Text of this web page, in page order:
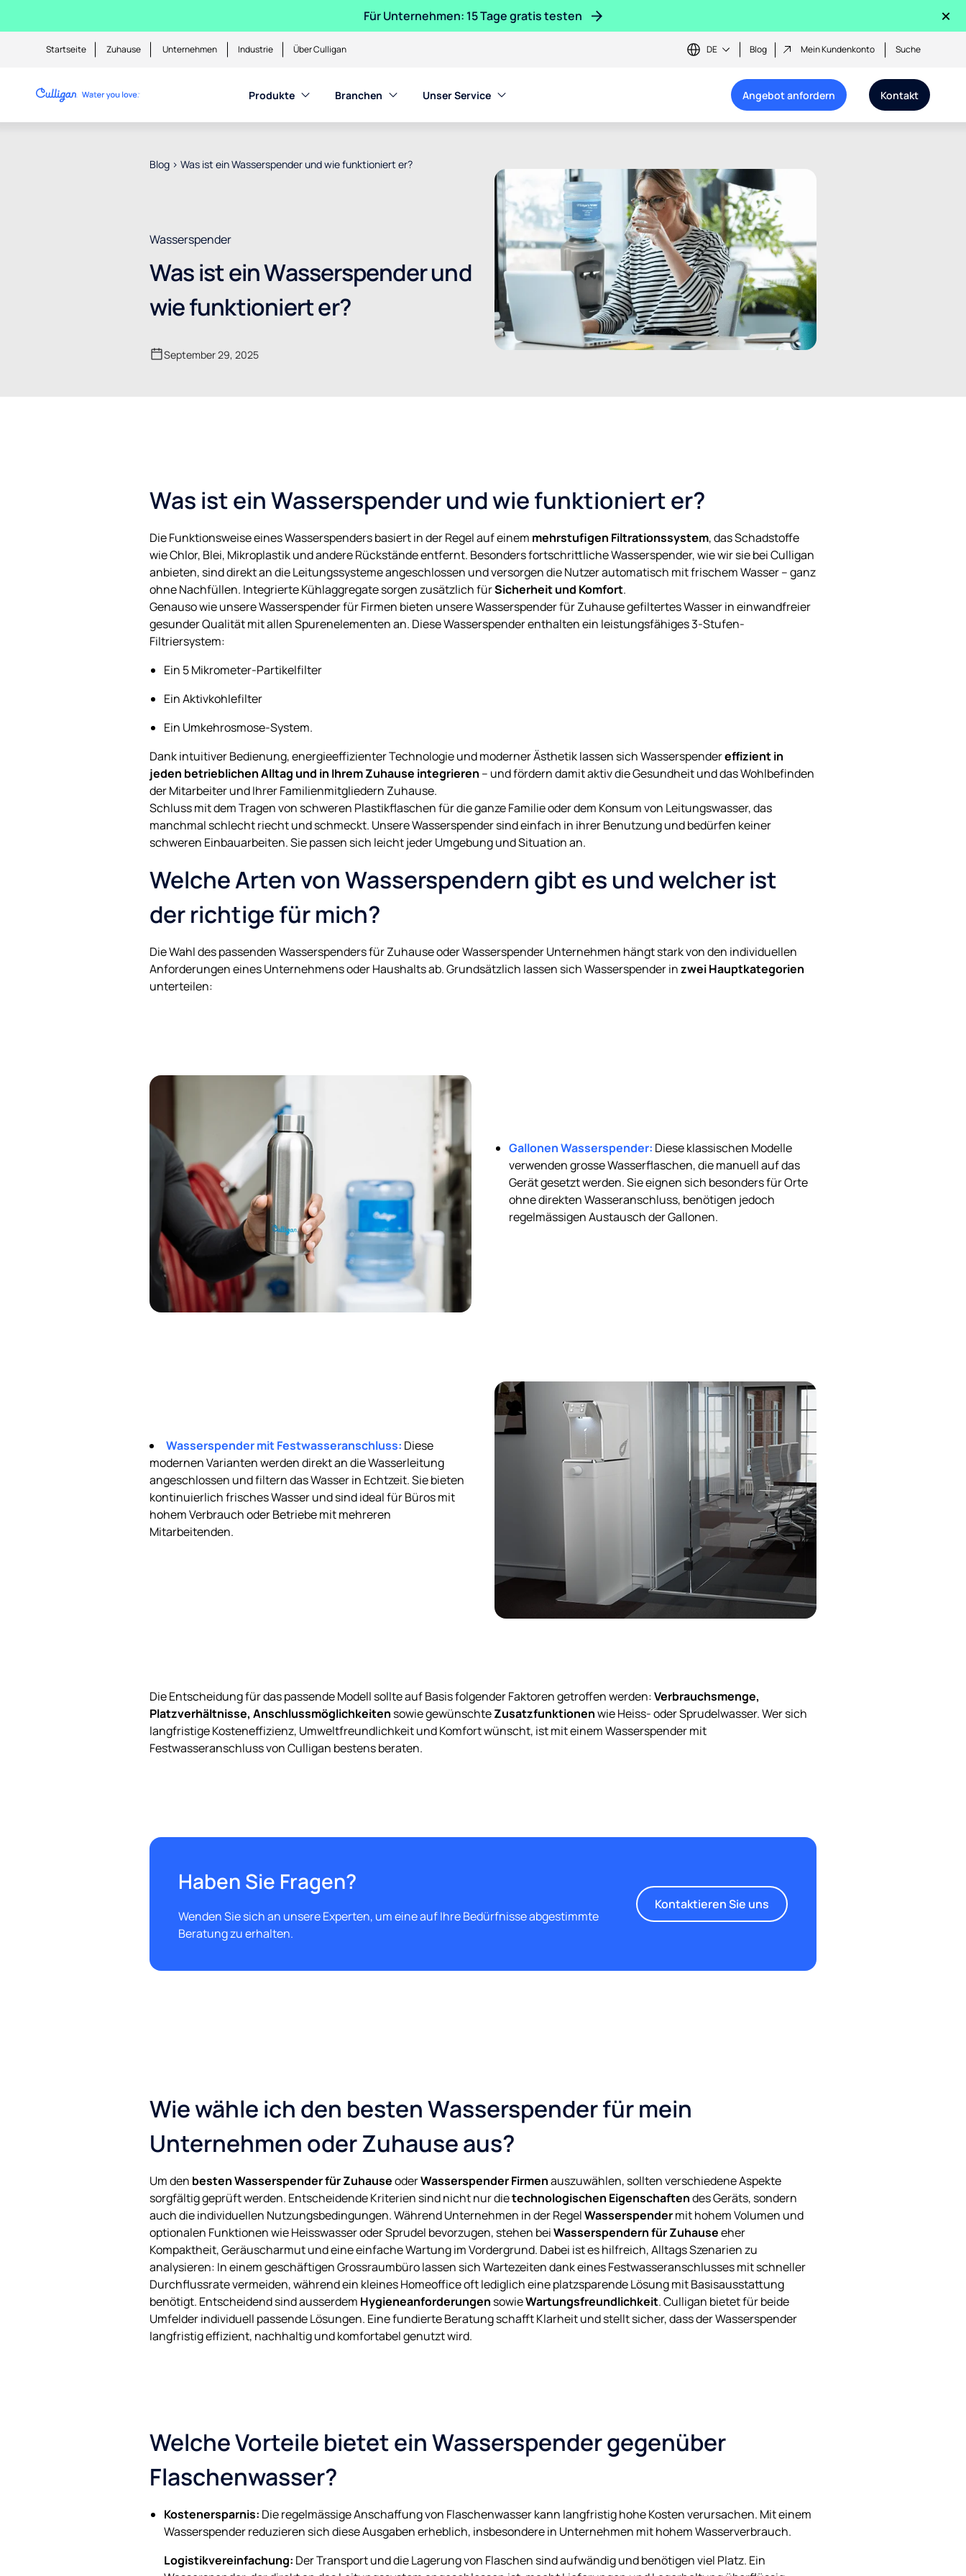
Für Unternehmen: 15 Tage gratis testen ×
Startseite Zuhause Unternehmen Industrie Über Culligan DE Blog Mein Kundenkonto Suche
Produkte Branchen Unser Service Angebot anfordern Kontakt
Blog > Was ist ein Wasserspender und wie funktioniert er?
Wasserspender
Was ist ein Wasserspender und
wie funktioniert er?
September 29, 2025
Was ist ein Wasserspender und wie funktioniert er?
Die Funktionsweise eines Wasserspenders basiert in der Regel auf einem mehrstufigen Filtrationssystem, das Schadstoffe
wie Chlor, Blei, Mikroplastik und andere Rückstände entfernt. Besonders fortschrittliche Wasserspender, wie wir sie bei Culligan
anbieten, sind direkt an die Leitungssysteme angeschlossen und versorgen die Nutzer automatisch mit frischem Wasser – ganz
ohne Nachfüllen. Integrierte Kühlaggregate sorgen zusätzlich fürSicherheit und Komfort.
Genauso wie unsere Wasserspender für Firmen bieten unsere Wasserspender für Zuhause gefiltertes Wasser in einwandfreier
gesunder Qualität mit allen Spurenelementen an. Diese Wasserspender enthalten ein leistungsfähiges 3-Stufen-
Filtriersystem:
Ein 5 Mikrometer-Partikelfilter
Ein Aktivkohlefilter
Ein Umkehrosmose-System.
Dank intuitiver Bedienung, energieeffizienter Technologie und moderner Ästhetik lassen sich Wasserspendereffizient in
jeden betrieblichen Alltag und in Ihrem Zuhause integrieren – und fördern damit aktiv die Gesundheit und das Wohlbefinden
der Mitarbeiter und Ihrer Familienmitgliedern Zuhause.
Schluss mit dem Tragen von schweren Plastikflaschen für die ganze Familie oder dem Konsum von Leitungswasser, das
manchmal schlecht riecht und schmeckt. Unsere Wasserspender sind einfach in ihrer Benutzung und bedürfen keiner
schweren Einbauarbeiten. Sie passen sich leicht jeder Umgebung und Situation an.
Welche Arten von Wasserspendern gibt es und welcher ist
der richtige für mich?
Die Wahl des passenden Wasserspenders für Zuhause oder Wasserspender Unternehmen hängt stark von den individuellen
Anforderungen eines Unternehmens oder Haushalts ab. Grundsätzlich lassen sich Wasserspender inzwei Hauptkategorien
unterteilen:
Gallonen Wasserspender: Diese klassischen Modelle
verwenden grosse Wasserflaschen, die manuell auf das
Gerät gesetzt werden. Sie eignen sich besonders für Orte
ohne direkten Wasseranschluss, benötigen jedoch
regelmässigen Austausch der Gallonen.
Wasserspender mit Festwasseranschluss: Diese
modernen Varianten werden direkt an die Wasserleitung
angeschlossen und filtern das Wasser in Echtzeit. Sie bieten
kontinuierlich frisches Wasser und sind ideal für Büros mit
hohem Verbrauch oder Betriebe mit mehreren
Mitarbeitenden.
Die Entscheidung für das passende Modell sollte auf Basis folgender Faktoren getroffen werden:Verbrauchsmenge,
Platzverhältnisse, Anschlussmöglichkeiten sowie gewünschteZusatzfunktionenwie Heiss- oder Sprudelwasser. Wer sich
langfristige Kosteneffizienz, Umweltfreundlichkeit und Komfort wünscht, ist mit einem Wasserspender mit
Festwasseranschluss von Culligan bestens beraten.
Haben Sie Fragen?
Wenden Sie sich an unsere Experten, um eine auf Ihre Bedürfnisse abgestimmte
Beratung zu erhalten.
Kontaktieren Sie uns
Wie wähle ich den besten Wasserspender für mein
Unternehmen oder Zuhause aus?
Um den besten Wasserspender für ZuhauseoderWasserspender Firmenauszuwählen, sollten verschiedene Aspekte
sorgfältig geprüft werden. Entscheidende Kriterien sind nicht nur dietechnologischen Eigenschaftendes Geräts, sondern
auch die individuellen Nutzungsbedingungen. Während Unternehmen in der RegelWasserspendermit hohem Volumen und
optionalen Funktionen wie Heisswasser oder Sprudel bevorzugen, stehen beiWasserspendern für Zuhauseeher
Kompaktheit, Geräuscharmut und eine einfache Wartung im Vordergrund. Dabei ist es hilfreich, Alltags Szenarien zu
analysieren: In einem geschäftigen Grossraumbüro lassen sich Wartezeiten dank eines Festwasseranschlusses mit schneller
Durchflussrate vermeiden, während ein kleines Homeoffice oft lediglich eine platzsparende Lösung mit Basisausstattung
benötigt. Entscheidend sind ausserdem Hygieneanforderungen sowieWartungsfreundlichkeit. Culligan bietet für beide
Umfelder individuell passende Lösungen. Eine fundierte Beratung schafft Klarheit und stellt sicher, dass der Wasserspender
langfristig effizient, nachhaltig und komfortabel genutzt wird.
Welche Vorteile bietet ein Wasserspender gegenüber
Flaschenwasser?
Kostenersparnis: Die regelmässige Anschaffung von Flaschenwasser kann langfristig hohe Kosten verursachen. Mit einem
Wasserspender reduzieren sich diese Ausgaben erheblich, insbesondere in Unternehmen mit hohem Wasserverbrauch.
Logistikvereinfachung: Der Transport und die Lagerung von Flaschen sind aufwändig und benötigen viel Platz. Ein